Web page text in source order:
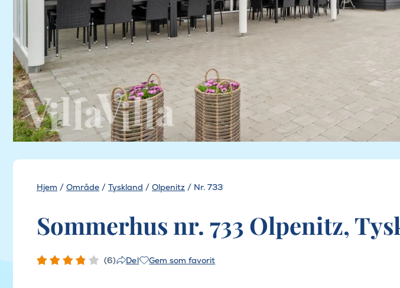
Hjem / Område / Tyskland / Olpenitz / Nr. 733
Sommerhus nr. 733 Olpenitz,
(6) Del Gem som favorit